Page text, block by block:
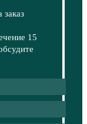
заказ
15